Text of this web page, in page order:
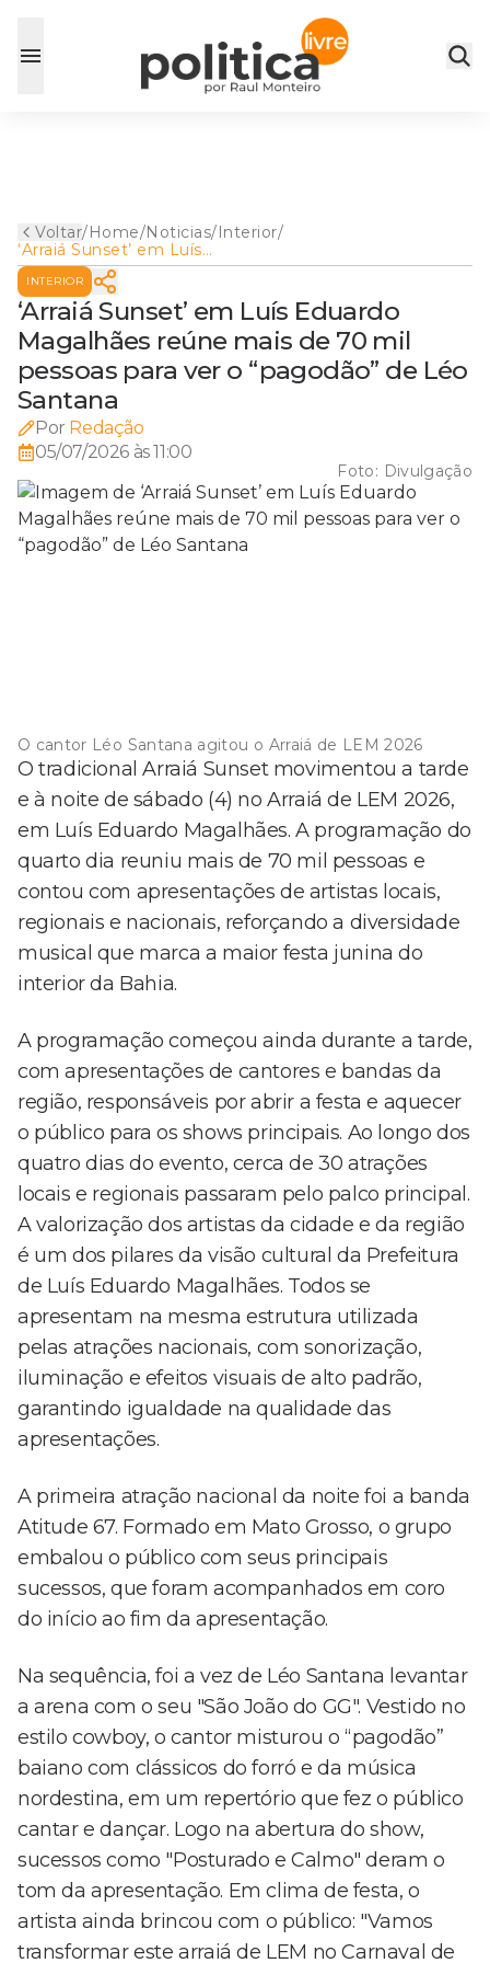
Voltar/Home/Noticias/Interior/
‘Arraiá Sunset’ em Luís
Eduardo Magalhães reúne
mais de 70 mil pessoas para
ver o “pagodão” de Léo
Santana
INTERIOR
‘Arraiá Sunset’ em Luís Eduardo
Magalhães reúne mais de 70 mil
pessoas para ver o “pagodão” de Léo
Santana
Por Redação
05/07/2026 às 11:00
Foto: Divulgação
O cantor Léo Santana agitou o Arraiá de LEM 2026
O tradicional Arraiá Sunset movimentou a tarde
e à noite de sábado (4) no Arraiá de LEM 2026,
em Luís Eduardo Magalhães. A programação do
quarto dia reuniu mais de 70 mil pessoas e
contou com apresentações de artistas locais,
regionais e nacionais, reforçando a diversidade
musical que marca a maior festa junina do
interior da Bahia.
A programação começou ainda durante a tarde,
com apresentações de cantores e bandas da
região, responsáveis por abrir a festa e aquecer
o público para os shows principais. Ao longo dos
quatro dias do evento, cerca de 30 atrações
locais e regionais passaram pelo palco principal.
A valorização dos artistas da cidade e da região
é um dos pilares da visão cultural da Prefeitura
de Luís Eduardo Magalhães. Todos se
apresentam na mesma estrutura utilizada
pelas atrações nacionais, com sonorização,
iluminação e efeitos visuais de alto padrão,
garantindo igualdade na qualidade das
apresentações.
A primeira atração nacional da noite foi a banda
Atitude 67. Formado em Mato Grosso, o grupo
embalou o público com seus principais
sucessos, que foram acompanhados em coro
do início ao fim da apresentação.
Na sequência, foi a vez de Léo Santana levantar
a arena com o seu "São João do GG". Vestido no
estilo cowboy, o cantor misturou o “pagodão”
baiano com clássicos do forró e da música
nordestina, em um repertório que fez o público
cantar e dançar. Logo na abertura do show,
sucessos como "Posturado e Calmo" deram o
tom da apresentação. Em clima de festa, o
artista ainda brincou com o público: "Vamos
transformar este arraiá de LEM no Carnaval de